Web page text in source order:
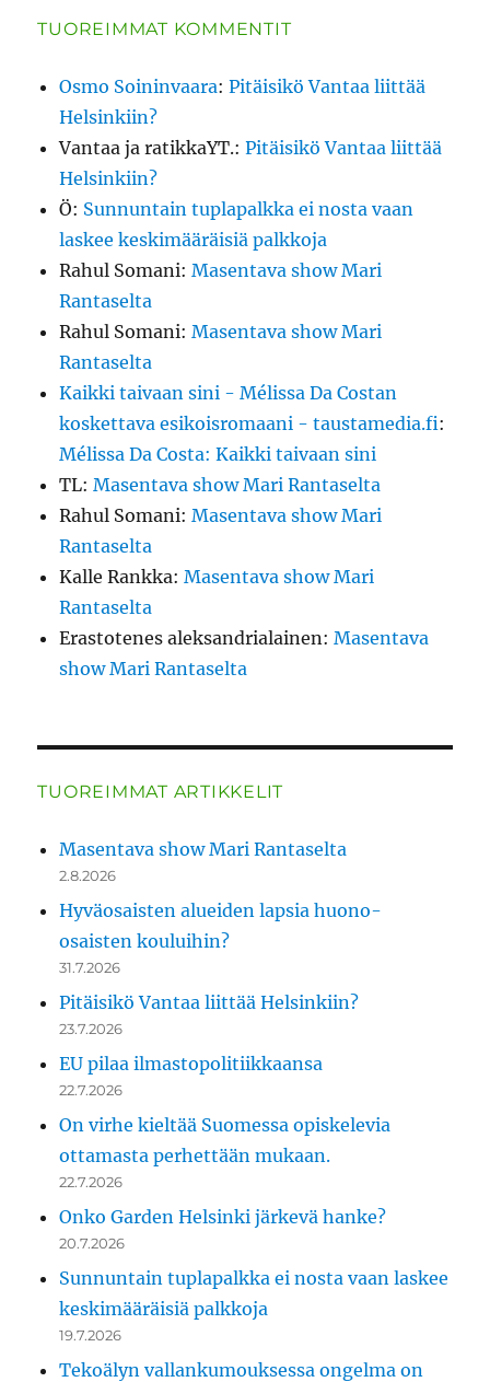
TUOREIMMAT KOMMENTIT
Osmo Soininvaara:Pitäisikö Vantaa liittää
Helsinkiin?
Vantaa ja ratikkaYT.:Pitäisikö Vantaa liittää
Helsinkiin?
Ö: Sunnuntain tuplapalkka ei nosta vaan
laskee keskimääräisiä palkkoja
Rahul Somani:Masentava show Mari
Rantaselta
Rahul Somani:Masentava show Mari
Rantaselta
Kaikki taivaan sini - Mélissa Da Costan
koskettava esikoisromaani - taustamedia.fi:
Mélissa Da Costa: Kaikki taivaan sini
TL:Masentava show Mari Rantaselta
Rahul Somani:Masentava show Mari
Rantaselta
Kalle Rankka:Masentava show Mari
Rantaselta
Erastotenes aleksandrialainen:Masentava
show Mari Rantaselta
TUOREIMMAT ARTIKKELIT
Masentava show Mari Rantaselta
2.8.2026
Hyväosaisten alueiden lapsia huono-
osaisten kouluihin?
31.7.2026
Pitäisikö Vantaa liittää Helsinkiin?
23.7.2026
EU pilaa ilmastopolitiikkaansa
22.7.2026
On virhe kieltää Suomessa opiskelevia
ottamasta perhettään mukaan.
22.7.2026
Onko Garden Helsinki järkevä hanke?
20.7.2026
Sunnuntain tuplapalkka ei nosta vaan laskee
keskimääräisiä palkkoja
19.7.2026
Tekoälyn vallankumouksessa ongelma on